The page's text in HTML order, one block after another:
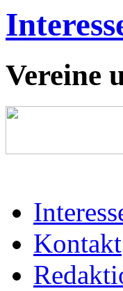
Vereine
Kontakt